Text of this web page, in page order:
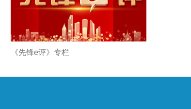
《先锋e评》专栏